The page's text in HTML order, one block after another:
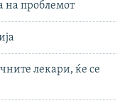
на проблемот
лекари, ќе се